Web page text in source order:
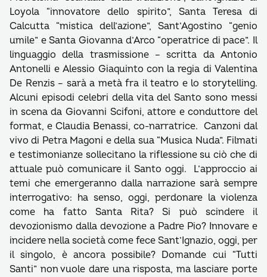
Loyola “innovatore dello spirito”, Santa Teresa di
Calcutta “mistica dell’azione”, Sant’Agostino “genio
umile” e Santa Giovanna d’Arco “operatrice di pace”. Il
linguaggio della trasmissione – scritta da Antonio
Antonelli e Alessio Giaquinto con la regia di Valentina
De Renzis – sarà a metà fra il teatro e lo storytelling.
Alcuni episodi celebri della vita del Santo sono messi
in scena da Giovanni Scifoni, attore e conduttore del
format, e Claudia Benassi, co-narratrice. Canzoni dal
vivo di Petra Magoni e della sua “Musica Nuda”. Filmati
e testimonianze sollecitano la riflessione su ciò che di
attuale può comunicare il Santo oggi. L’approccio ai
temi che emergeranno dalla narrazione sarà sempre
interrogativo: ha senso, oggi, perdonare la violenza
come ha fatto Santa Rita? Si può scindere il
devozionismo dalla devozione a Padre Pio? Innovare e
incidere nella società come fece Sant’Ignazio, oggi, per
il singolo, è ancora possibile? Domande cui “Tutti
Santi” non vuole dare una risposta, ma lasciare porte